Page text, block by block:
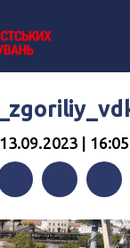
13.09.2023 | 16:05